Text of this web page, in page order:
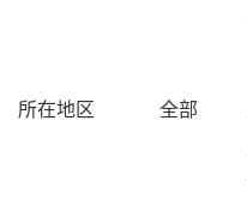
所在地区
全部